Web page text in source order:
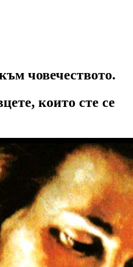
човечеството.
които сте се